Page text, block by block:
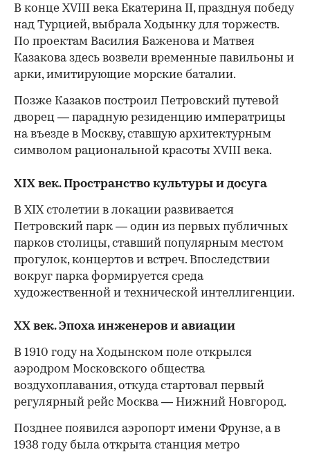
В конце XVIII века Екатерина II, празднуя победу
над Турцией, выбрала Ходынку для торжеств.
По проектам Василия Баженова и Матвея
Казакова здесь возвели временные павильоны и
арки, имитирующие морские баталии.
Позже Казаков построил Петровский путевой
дворец — парадную резиденцию императрицы
на въезде в Москву, ставшую архитектурным
символом рациональной красоты XVIII века.
XIX век. Пространство культуры и досуга
В XIX столетии в локации развивается
Петровский парк — один из первых публичных
парков столицы, ставший популярным местом
прогулок, концертов и встреч. Впоследствии
вокруг парка формируется среда
художественной и технической интеллигенции.
XX век. Эпоха инженеров и авиации
В 1910 году на Ходынском поле открылся
аэродром Московского общества
воздухоплавания, откуда стартовал первый
регулярный рейс Москва — Нижний Новгород.
Позднее появился аэропорт имени Фрунзе, а в
1938 году была открыта станция метро